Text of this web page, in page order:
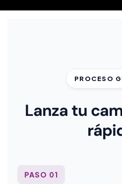
PROCESO
Lanza tu
PASO 01